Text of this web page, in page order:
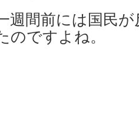
週間前には国民
のですよね。